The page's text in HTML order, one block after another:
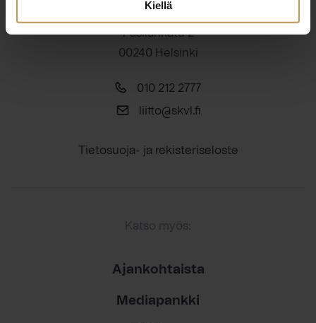
Kiellä
Pasilankatu 2
00240 Helsinki
010 212 2777
liitto@skvl.fi
Tietosuoja- ja rekisteriseloste
Katso myös:
Ajankohtaista
Mediapankki